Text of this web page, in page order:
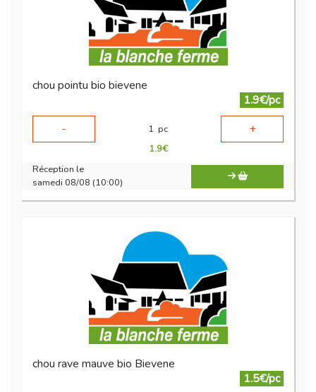
chou pointu bio bievene
1.9€/pc
-
1 pc +
1.9€
Réception le
samedi 08/08 (10:00)
chou rave mauve bio Bievene
1.5€/pc